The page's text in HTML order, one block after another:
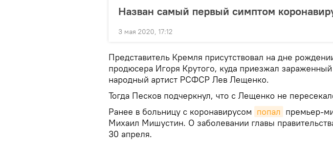
Назван самый первый симптом
3 мая 2020, 17:12
Представитель Кремля присутствовал на дне
продюсера Игоря Крутого, куда приезжал
народный артист РСФСР Лев Лещенко.
Тогда Песков подчеркнул, что с Лещенко не
Ранее в больницу с коронавирусом попал премьер-
Михаил Мишустин. О заболевании главы
30 апреля.